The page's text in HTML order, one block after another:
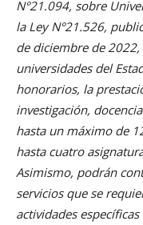
N°21.094, sobre
la Ley N°21.526,
de diciembre de 2022,
universidades del
honorarios, la
investigación,
hasta un máximo de
hasta cuatro
Asimismo, podrán
servicios que se
actividades